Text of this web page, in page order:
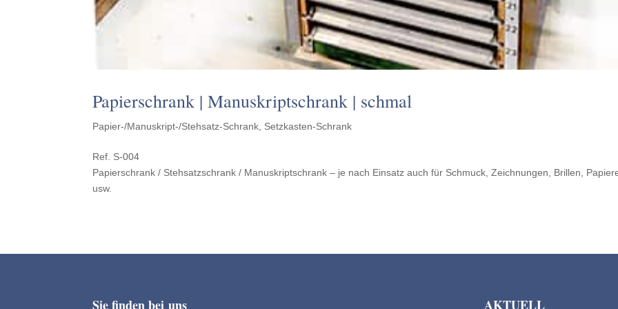
Papier­schrank | Manuskriptschrank | schmal
Papier-/Manuskript-/Stehsatz-Schrank Setzkasten-Schrank
Ref. S‑004
Papier­schrank / Stehsatzschrank / Manuskriptschrank – je nach Einsatz auch für Schmuck, Zeich­nun­gen, Brillen,
usw.
Sie finden bei uns AKTUELL